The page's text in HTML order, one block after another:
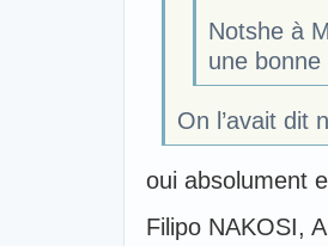
Notshe à
une
On l’avait dit
oui absolument
Filipo NAKOSI,